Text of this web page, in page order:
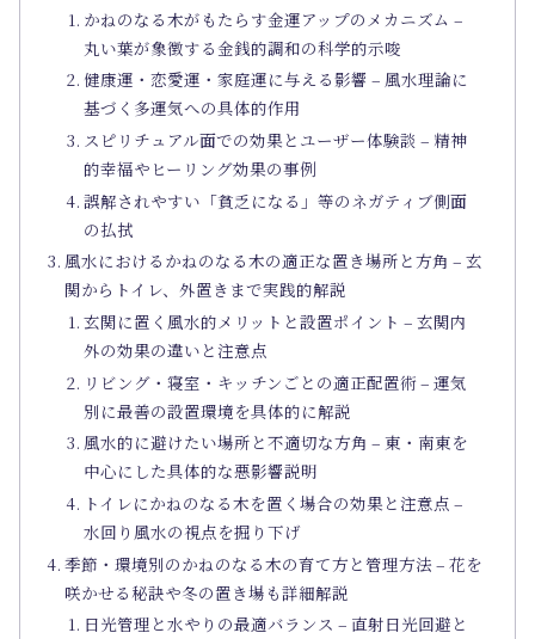
かねのなる木がもたらす金運アップのメカニズム –
丸い葉が象徴する金銭的調和の科学的示唆
健康運・恋愛運・家庭運に与える影響 – 風水理論に
基づく多運気への具体的作用
スピリチュアル面での効果とユーザー体験談 – 精神
的幸福やヒーリング効果の事例
誤解されやすい「貧乏になる」等のネガティブ側面
の払拭
風水におけるかねのなる木の適正な置き場所と方角 – 玄
関からトイレ、外置きまで実践的解説
玄関に置く風水的メリットと設置ポイント – 玄関内
外の効果の違いと注意点
リビング・寝室・キッチンごとの適正配置術 – 運気
別に最善の設置環境を具体的に解説
風水的に避けたい場所と不適切な方角 – 東・南東を
中心にした具体的な悪影響説明
トイレにかねのなる木を置く場合の効果と注意点 –
水回り風水の視点を掘り下げ
季節・環境別のかねのなる木の育て方と管理方法 – 花を
咲かせる秘訣や冬の置き場も詳細解説
日光管理と水やりの最適バランス – 直射日光回避と